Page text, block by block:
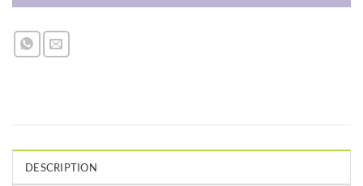
DESCRIPTION